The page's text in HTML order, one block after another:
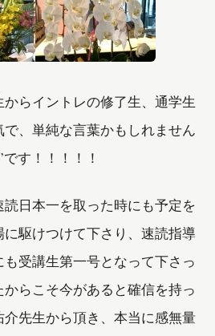
らイントレの修了生、通学生
、単純な言葉かもしれません
す！！！！！
日本一を取った時にも予定を
駆けつけて下さり、速読指導
受講生第一号となって下さっ
らこそ今があると確信を持っ
先生から頂き、本当に感無量